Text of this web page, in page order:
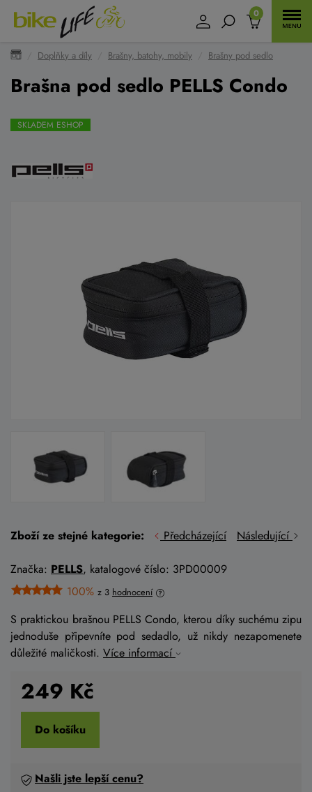
0
Doplňky a díly Brašny, batohy, mobily Brašny pod sedlo
Brašna pod sedlo PELLS Condo
SKLADEM ESHOP
Zboží ze stejné kategorie: Předcházející Následující
Značka: PELLS, katalogové číslo: 3PD00009
100% z 3 hodnocení
S praktickou brašnou PELLS Condo, kterou díky suchému zipu
jednoduše připevníte pod sedadlo, už nikdy nezapomenete
důležité maličkosti. Více informací
249 Kč
Do košíku
Našli jste lepší cenu?